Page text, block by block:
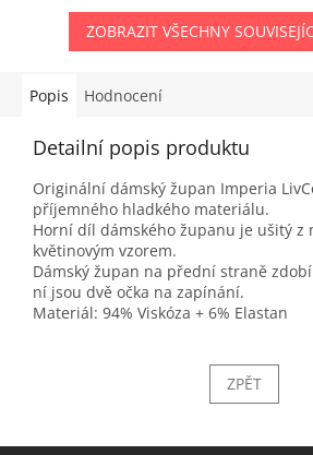
ZOBRAZIT VŠECHNY
Popis Hodnocení
Detailní popis produktu
Originální dámský župan Imperia
příjemného hladkého materiálu.
Horní díl dámského županu je ušitý z
květinovým vzorem.
Dámský župan na přední straně
ní jsou dvě očka na zapínání.
Materiál: 94% Viskóza + 6% Elastan
ZPĚT